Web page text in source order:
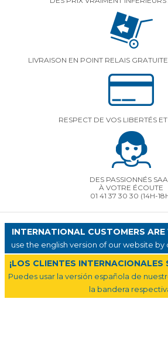
LIVRAISON EN POINT RELAIS
RESPECT DE VOS LIBERTÉS
DES PASSIONNÉS
À VOTRE ÉCOUTE
01 41 37 30 30 (14H-
INTERNATIONAL CUSTOMERS ARE
use the english version of our website by
¡LOS CLIENTES INTERNACIONALES
Puedes usar la versión española de
la bandera